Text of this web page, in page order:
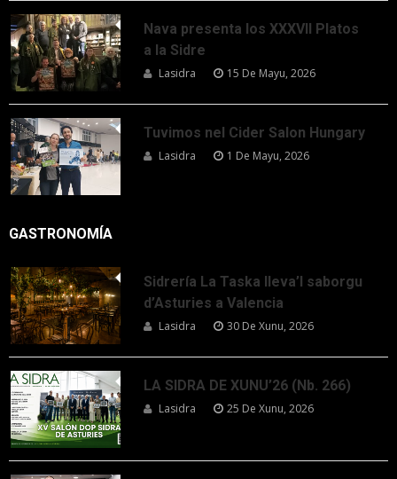
Nava presenta los XXXVII Platos
a la Sidre
Lasidra 15 De Mayu, 2026
Tuvimos nel Cider Salon Hungary
Lasidra 1 De Mayu, 2026
GASTRONOMÍA
Sidrería La Taska lleva’l saborgu
d’Asturies a Valencia
Lasidra 30 De Xunu, 2026
LA SIDRA DE XUNU’26 (Nb. 266)
Lasidra 25 De Xunu, 2026